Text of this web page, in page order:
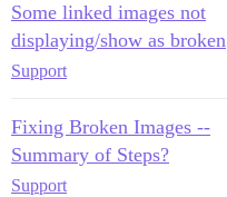
Some linked images not
displaying/show as broken
Support
Fixing Broken Images --
Summary of Steps?
Support